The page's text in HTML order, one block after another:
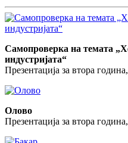
Самопроверка на темата
индустријата“
Презентација за втора
Олово
Презентација за втора